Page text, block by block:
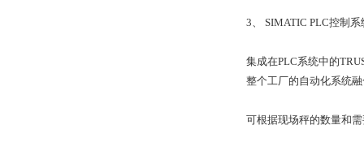
3、 SIMATIC PLC控制系
集成在PLC系统中的
整个工厂的自动化系统
可根据现场秤的数量和